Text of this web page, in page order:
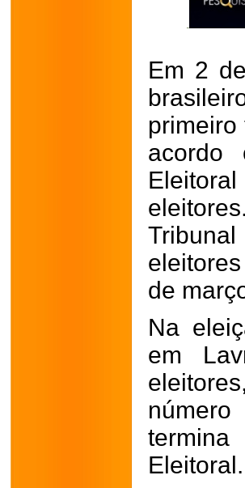
Em 2
primeiro
acordo
de
Na
em
Eleitoral.